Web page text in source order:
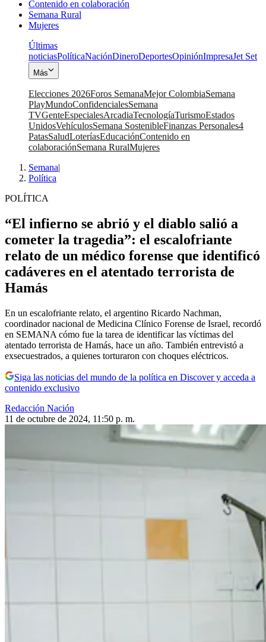
Contenido en colaboración
Semana Rural
Mujeres
Últimas
noticiasPolíticaNaciónDineroDeportesOpiniónImpresaJet Set
Más
Elecciones 2026Foros SemanaMejor ColombiaSemana
PlayMundoConfidencialesSemana
TVGenteEspecialesArcadiaTecnologíaTurismoEstados
UnidosVehículosSemana SostenibleFinanzas Personales4
PatasSaludLoteríasEducaciónContenido en
colaboraciónSemana RuralMujeres
Semana|
Política
POLÍTICA
“El infierno se abrió y el diablo salió a
cometer la tragedia”: el escalofriante
relato de un médico forense que identificó
cadáveres en el atentado terrorista de
Hamás
En un escalofriante relato, el argentino Ricardo Nachman,
coordinador nacional de Medicina Clínico Forense de Israel, recordó
en SEMANA cómo fue la tarea de identificar las víctimas del
atentado terrorista de Hamás, hace un año. También entrevistó a
exsecuestrados, a quienes torturaron con choques eléctricos.
Siga las noticias del mundo de la política en Discover y acceda a
contenido exclusivo
Redacción Nación
11 de octubre de 2024, 11:50 p. m.